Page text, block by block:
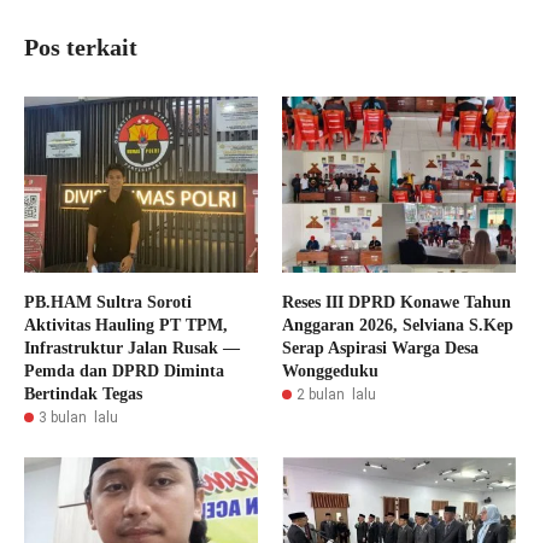
Pos terkait
PB.HAM Sultra Soroti
Aktivitas Hauling PT TPM,
Infrastruktur Jalan Rusak —
Pemda dan DPRD Diminta
Bertindak Tegas
3 bulan lalu
Reses III DPRD Konawe Tahun
Anggaran 2026, Selviana S.Kep
Serap Aspirasi Warga Desa
Wonggeduku
2 bulan lalu